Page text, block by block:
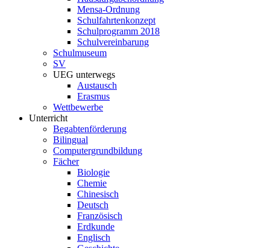
Mensa-Ordnung
Schulfahrtenkonzept
Schulprogramm 2018
Schulvereinbarung
Schulmuseum
SV
UEG unterwegs
Austausch
Erasmus
Wettbewerbe
Unterricht
Begabtenförderung
Bilingual
Computergrundbildung
Fächer
Biologie
Chemie
Chinesisch
Deutsch
Französisch
Erdkunde
Englisch